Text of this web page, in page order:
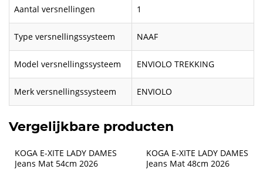
Aantal versnellingen 1
Type versnellingssysteem NAAF
Model versnellingssysteem ENVIOLO TREKKING
Merk versnellingssysteem ENVIOLO
Vergelijkbare producten
KOGA E-XITE LADY DAMES
Jeans Mat 54cm 2026
KOGA E-XITE LADY DAMES
Jeans Mat 48cm 2026